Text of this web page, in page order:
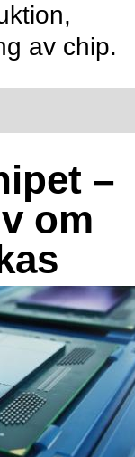
av chip.
–
om